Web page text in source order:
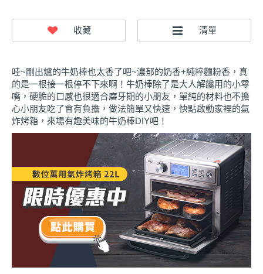
哇~剛出爐的牛奶棒也太香了吧~濃郁的奶香+純粹麵粉香，真
的是一根接一根停不下來啊！牛奶棒除了是大人解饞用的小零
嘴，硬脆的口感也很適合磨牙期的小朋友，單純的材料也不擔
心小朋友吃了會有負擔，做法簡單又快速，快點啟動家裡的氣
炸烤箱，來場有趣美味的牛奶棒DIY吧！